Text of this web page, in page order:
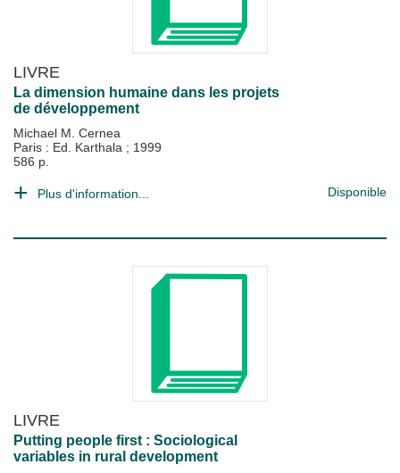
LIVRE
La dimension humaine dans les projets
de développement
Michael M. Cernea
Paris : Ed. Karthala ; 1999
586 p.
Plus d'information... Disponible
LIVRE
Putting people first : Sociological
variables in rural development